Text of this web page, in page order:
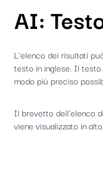
AI:
L'elenco dei risultati
testo in inglese. Il
modo più preciso
Il brevetto dell'elenco
viene visualizzato in alto.